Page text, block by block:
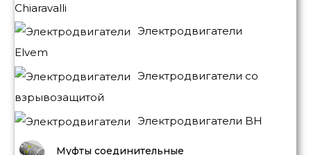
Chiaravalli
Электродвигатели
Elvem
Электродвигатели со
взрывозащитой
Электродвигатели BH
Муфты соединительные